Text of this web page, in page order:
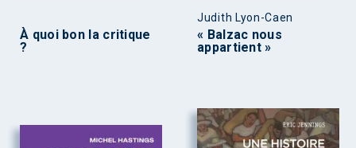
À quoi bon la critique
?
Judith Lyon-Caen
« Balzac nous
appartient »